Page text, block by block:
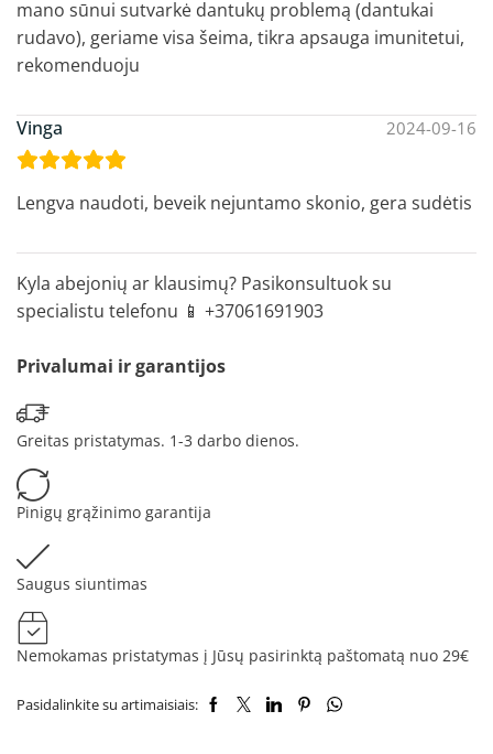
mano sūnui sutvarkė dantukų problemą (dantukai
rudavo), geriame visa šeima, tikra apsauga imunitetui,
rekomenduoju
Vinga 2024-09-16
Lengva naudoti, beveik nejuntamo skonio, gera sudėtis
Kyla abejonių ar klausimų? Pasikonsultuok su
specialistu telefonu 📱 +37061691903
Privalumai ir garantijos
Greitas pristatymas. 1-3 darbo dienos.
Pinigų grąžinimo garantija
Saugus siuntimas
Nemokamas pristatymas į Jūsų pasirinktą paštomatą nuo 29€
Pasidalinkite su artimaisiais: